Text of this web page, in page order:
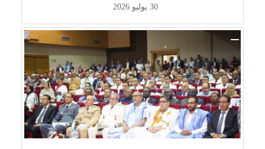
30 يوليو 2026